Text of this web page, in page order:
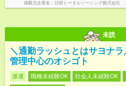
掲載元企業名 日研トータルソーシング株式会社
未読
＼通勤ラッシュとはサヨナ
管理中心のオシゴト
派遣 職種未経験OK 社会人未経験OK